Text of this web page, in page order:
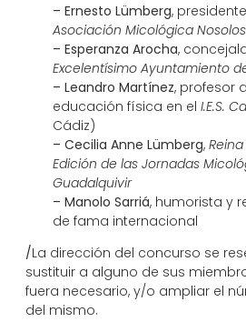
– Ernesto Lümberg,
Asociación Micológica
– Esperanza Arocha,
Excelentísimo Ayuntamiento
– Leandro Martínez, profesor
educación física en el I.E.S.
Cádiz)
– Cecilia Anne Lümberg,
Edición de las Jornadas
Guadalquivir
– Manolo Sarriá, humorista y
de fama internacional
/La dirección del concurso se
sustituir a alguno de sus
fuera necesario, y/o ampliar el
del mismo.